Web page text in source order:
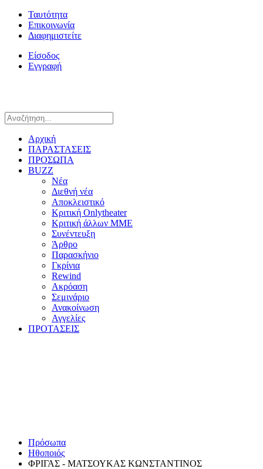
Ταυτότητα
Επικοινωνία
Διαφημιστείτε
Είσοδος
Εγγραφή
Αρχική
ΠΑΡΑΣΤΑΣΕΙΣ
ΠΡΟΣΩΠΑ
BUZZ
Νέα
Διεθνή νέα
Αποκλειστικό
Κριτική Onlytheater
Κριτική άλλων ΜΜΕ
Συνέντευξη
Άρθρο
Παρασκήνιο
Γκρίνια
Rewind
Ακρόαση
Σεμινάριο
Ανακοίνωση
Αγγελίες
ΠΡΟΤΑΣΕΙΣ
Πρόσωπα
Ηθοποιός
ΦΡΙΓΑΣ - ΜΑΤΣΟΥΚΑΣ ΚΩΝΣΤΑΝΤΙΝΟΣ